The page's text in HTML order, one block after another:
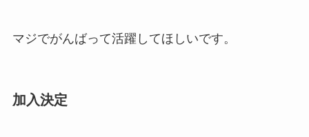
マジでがんばって活躍してほしいです。
加入決定